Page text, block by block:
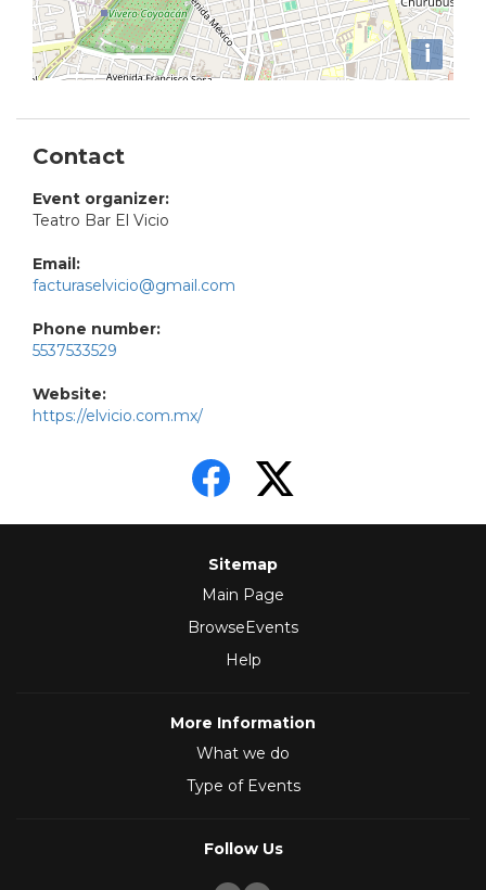
i
Contact
Event organizer:
Teatro Bar El Vicio
Email:
facturaselvicio@gmail.com
Phone number:
5537533529
Website:
https://elvicio.com.mx/
Sitemap
Main Page
BrowseEvents
Help
More Information
What we do
Type of Events
Follow Us